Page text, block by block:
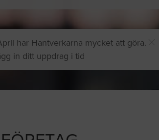
har Hantverkarna mycket att göra.
in ditt uppdrag i tid